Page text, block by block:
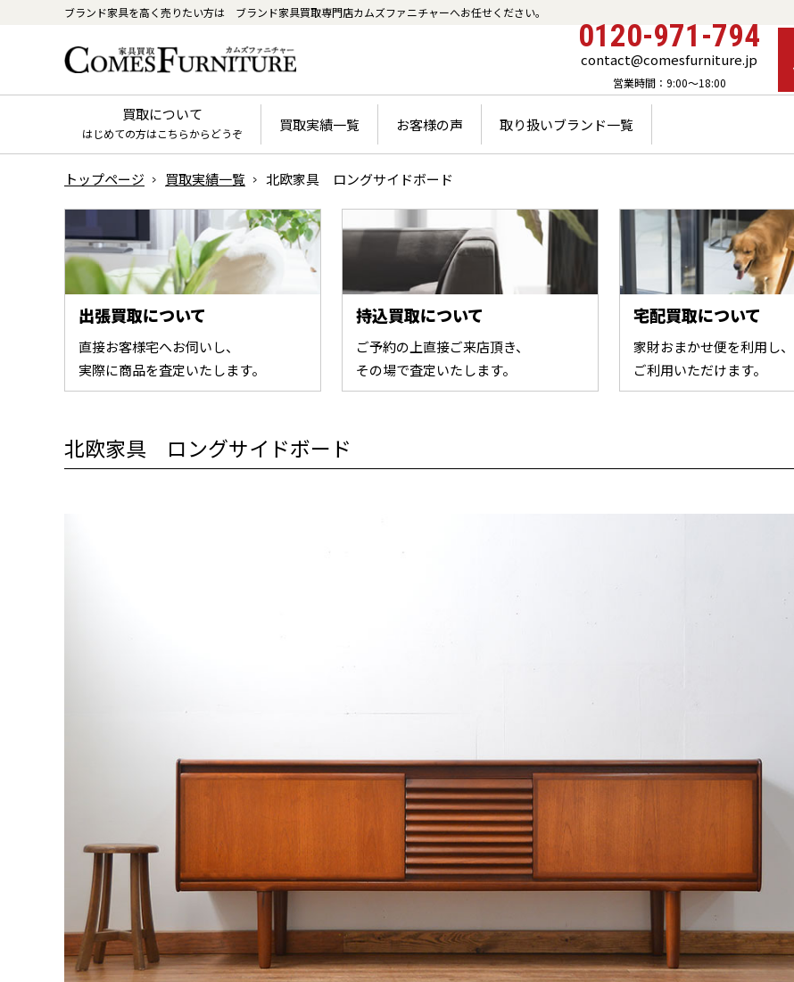
ブランド家具を高く売りたい方は ブランド家具買取専門店カムズファニチャーへお任せください。
0120-971-794
contact@comesfurniture.jp
営業時間：9:00～18:00
買取について
はじめての方はこちらからどうぞ 買取実績一覧 お客様の声 取り扱いブランド一覧
トップページ 買取実績一覧 北欧家具 ロングサイドボード
出張買取について
直接お客様宅へお伺いし、
実際に商品を査定いたします。
持込買取について
ご予約の上直接ご来店頂き、
その場で査定いたします。
宅配買取について
家財おまかせ便を利用し
ご利用いただけます。
北欧家具 ロングサイドボード